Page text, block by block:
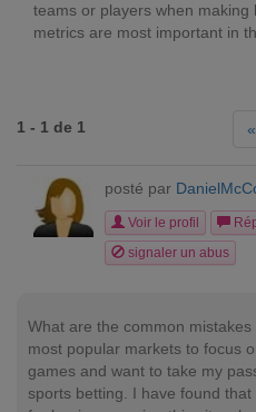
teams or players when making
metrics are most important in
1 - 1 de 1 «
posté par
Voir le profil
signaler un abus
What are the common
most popular markets to focus
games and want to take my
sports betting. I have found